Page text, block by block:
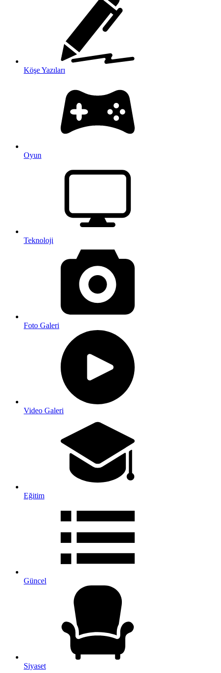
Köşe Yazıları
Oyun
Teknoloji
Foto Galeri
Video Galeri
Eğitim
Güncel
Siyaset